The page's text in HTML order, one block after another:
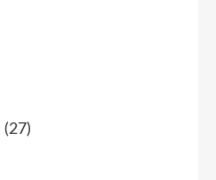
(27)